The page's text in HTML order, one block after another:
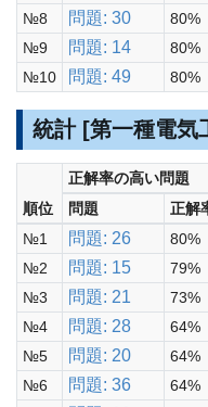
№8
問題: 30 80%
№9
問題: 14 80%
№10
問題: 49 80%
統計 [第一種電気
順位
正解率の高い問題
問題
正解
№1
問題: 26 80%
№2
問題: 15 79%
№3
問題: 21 73%
№4
問題: 28 64%
№5
問題: 20 64%
№6
問題: 36 64%